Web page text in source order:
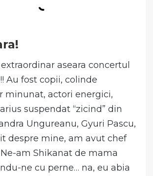
aseara concertul
Au fost copii, colinde
minunat, actori energici,
suspendat “zicind” din
Ungureanu, Gyuri Pascu,
despre mine, am avut chef
Ne-am Shikanat de mama
ne cu perne… na, eu abia